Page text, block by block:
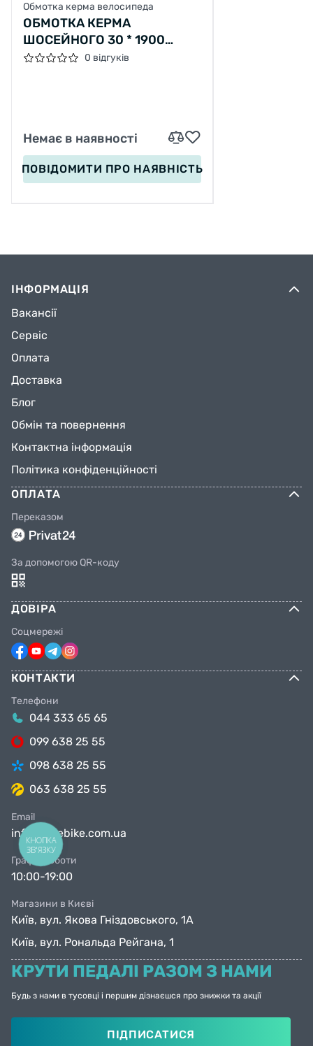
Обмотка керма велосипеда
ОБМОТКА КЕРМА
ШОСЕЙНОГО 30 * 1900
ЧОРНО-СІРИЙ BRAVVOS FL-
0 відгуків
Немає в наявності
ПОВІДОМИТИ ПРО НАЯВНІСТЬ
ІНФОРМАЦІЯ
Вакансії
Сервіс
Оплата
Доставка
Блог
Обмін та повернення
Контактна інформація
Політика конфіденційності
ОПЛАТА
Переказом
За допомогою QR-коду
ДОВІРА
Соцмережі
КОНТАКТИ
Телефони
044 333 65 65
099 638 25 55
098 638 25 55
063 638 25 55
Email
info@facebike.com.ua
Графік роботи
10:00-19:00
Магазини в Києві
Київ, вул. Якова Гніздовського, 1А
Київ, вул. Рональда Рейгана, 1
КРУТИ ПЕДАЛІ РАЗОМ З НАМИ
Будь з нами в тусовці і першим дізнаєшся про знижки та акції
ПІДПИСАТИСЯ
КНОПКА
ЗВ'ЯЗКУ